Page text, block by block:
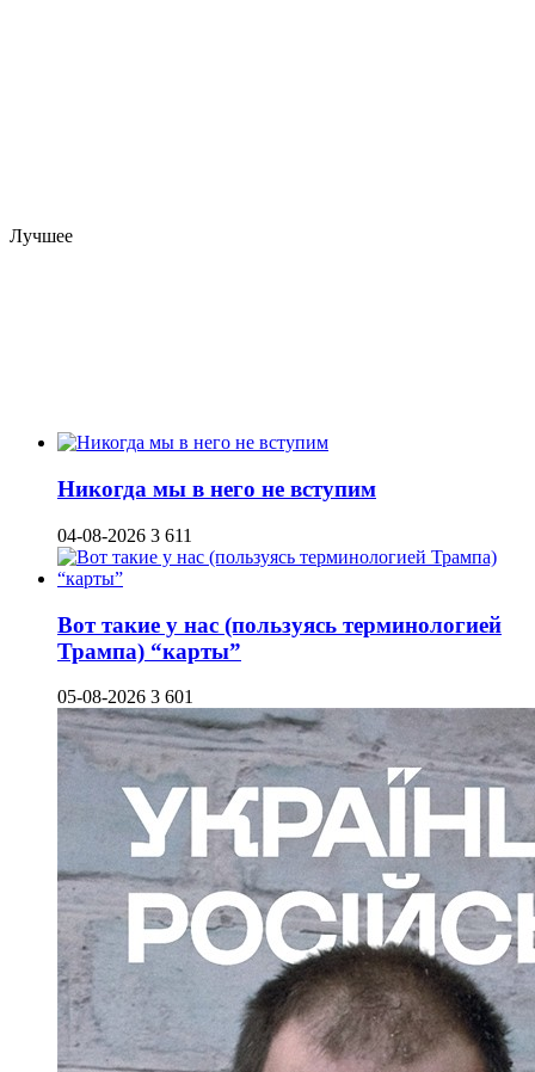
Лучшее
Никогда мы в него не вступим
04-08-2026 3 611
Вот такие у нас (пользуясь терминологией
Трампа) “карты”
05-08-2026 3 601